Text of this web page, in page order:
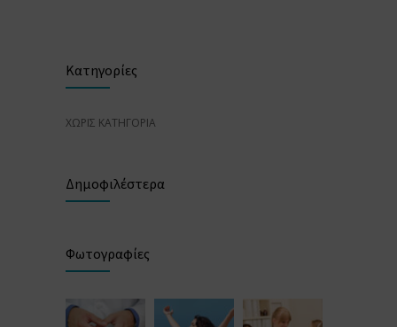
Κατηγορίες
ΧΩΡΊΣ ΚΑΤΗΓΟΡΊΑ
Δημοφιλέστερα
Φωτογραφίες